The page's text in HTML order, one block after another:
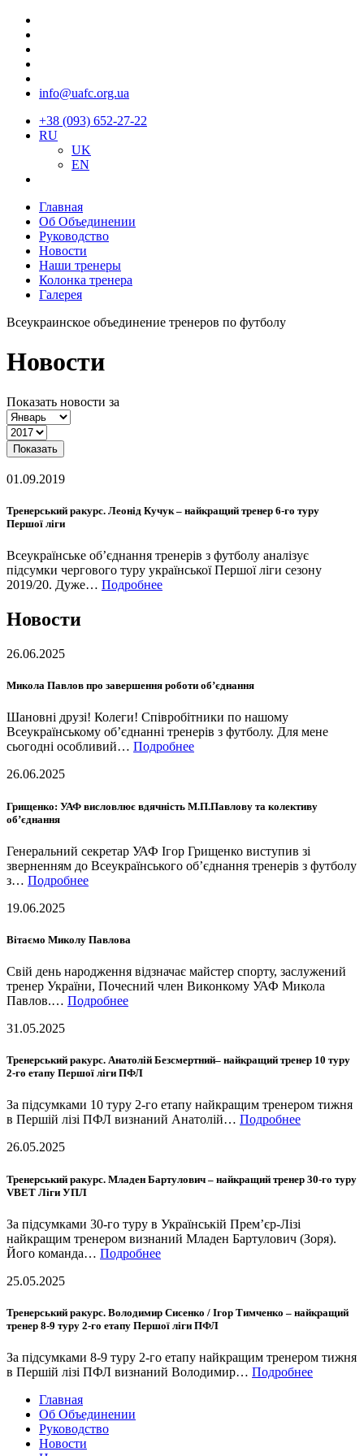
info@uafc.org.ua
+38 (093) 652-27-22
RU
UK
EN
Главная
Об Объединении
Руководство
Новости
Наши тренеры
Колонка тренера
Галерея
Всеукраинское объединение тренеров по футболу
Новости
Показать новости за
Показать
01.09.2019
Тренерський ракурс. Леонід Кучук – найкращий тренер 6-го туру
Першої ліги
Всеукраїнське об’єднання тренерів з футболу аналізує
підсумки чергового туру української Першої ліги сезону
2019/20. Дуже… Подробнее
Новости
26.06.2025
Микола Павлов про завершення роботи об’єднання
Шановні друзі! Колеги! Співробітники по нашому
Всеукраїнському об’єднанні тренерів з футболу. Для мене
сьогодні особливий… Подробнее
26.06.2025
Грищенко: УАФ висловлює вдячність М.П.Павлову та колективу
об’єднання
Генеральний секретар УАФ Ігор Грищенко виступив зі
зверненням до Всеукраїнського об’єднання тренерів з футболу
з… Подробнее
19.06.2025
Вітаємо Миколу Павлова
Свій день народження відзначає майстер спорту, заслужений
тренер України, Почесний член Виконкому УАФ Микола
Павлов.… Подробнее
31.05.2025
Тренерський ракурс. Анатолій Безсмертний– найкращий тренер 10 туру
2-го етапу Першої ліги ПФЛ
За підсумками 10 туру 2-го етапу найкращим тренером тижня
в Першій лізі ПФЛ визнаний Анатолій… Подробнее
26.05.2025
Тренерський ракурс. Младен Бартулович – найкращий тренер 30-го туру
VBET Ліги УПЛ
За підсумками 30-го туру в Українській Прем’єр-Лізі
найкращим тренером визнаний Младен Бартулович (Зоря).
Його команда… Подробнее
25.05.2025
Тренерський ракурс. Володимир Сисенко / Ігор Тимченко – найкращий
тренер 8-9 туру 2-го етапу Першої ліги ПФЛ
За підсумками 8-9 туру 2-го етапу найкращим тренером тижня
в Першій лізі ПФЛ визнаний Володимир… Подробнее
Главная
Об Объединении
Руководство
Новости